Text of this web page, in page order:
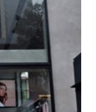
Movimento